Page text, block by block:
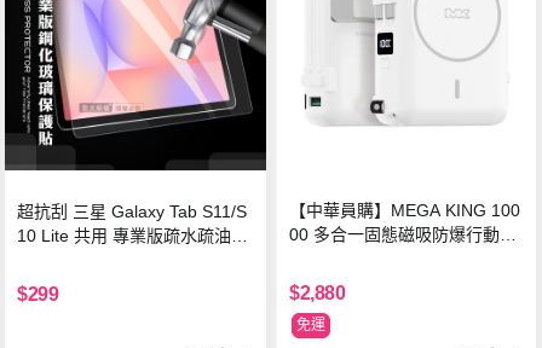
超抗刮 三星 Galaxy Tab S11/S
10 Lite 共用 專業版疏水疏油9H
$299
【中華員購】MEGA KING 100
00 多合一固態磁吸防爆行動電
$2,880
免運